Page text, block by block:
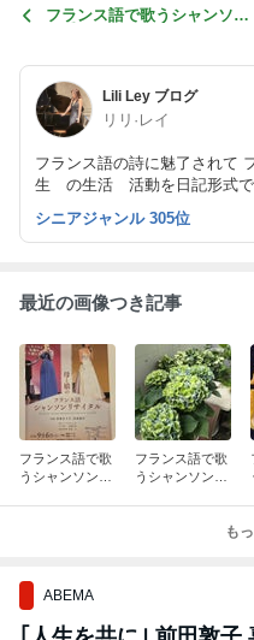
フランス語で歌うシャンソン
Lili Ley ブログ
リリ·レイ
フランス語の詩に魅了されて
生 の生活 活動を日記形式で
シニアジャンル 305位
最近の画像つき記事
フランス語で歌
うシャンソン歌
フランス語で歌
うシャンソン歌
も
ABEMA